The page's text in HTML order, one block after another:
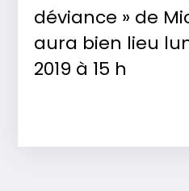
déviance » de
aura bien lieu
2019 à 15 h